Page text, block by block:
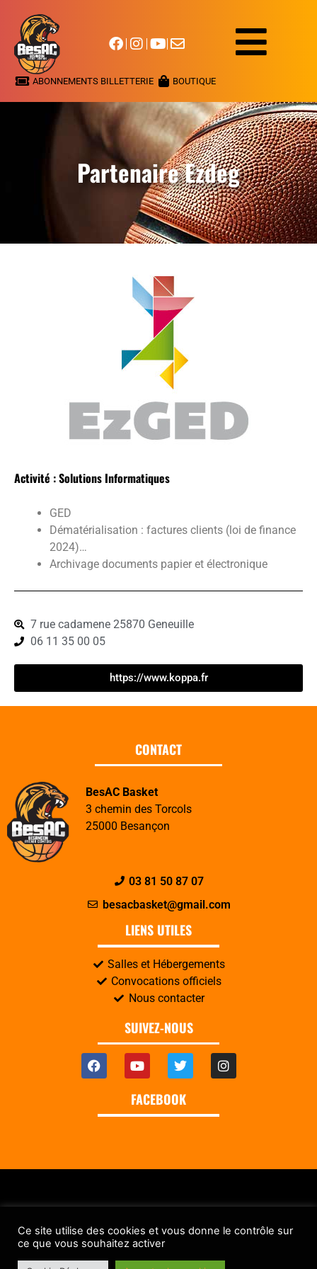
ABONNEMENTS BILLETTERIE BOUTIQUE
Partenaire Ezdeg
Activité : Solutions Informatiques
GED
Dématérialisation : factures clients (loi de finance
2024)…
Archivage documents papier et électronique
7 rue cadamene 25870 Geneuille
06 11 35 00 05
https://www.koppa.fr
CONTACT
BesAC Basket
3 chemin des Torcols
25000 Besançon
03 81 50 87 07
besacbasket@gmail.com
LIENS UTILES
Salles et Hébergements
Convocations officiels
Nous contacter
SUIVEZ-NOUS
FACEBOOK
droits réservés
Ce site utilise des cookies et vous donne le contrôle sur
ce que vous souhaitez activer